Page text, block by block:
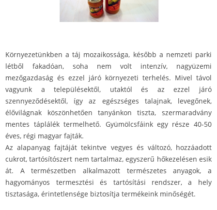
Környezetünkben a táj mozaikossága, később a nemzeti parki
létből fakadóan, soha nem volt intenzív, nagyüzemi
mezőgazdaság és ezzel járó környezeti terhelés. Mivel távol
vagyunk a településektől, utaktól és az ezzel járó
szennyeződésektől, így az egészséges talajnak, levegőnek,
élővilágnak köszönhetően tanyánkon tiszta, szermaradvány
mentes táplálék termelhető. Gyümölcsfáink egy része 40-50
éves, régi magyar fajták.
Az alapanyag fajtáját tekintve vegyes és változó, hozzáadott
cukrot, tartósítószert nem tartalmaz, egyszerű hőkezelésen esik
át. A természetben alkalmazott természetes anyagok, a
hagyományos termesztési és tartósítási rendszer, a hely
tisztasága, érintetlensége biztosítja termékeink minőségét.